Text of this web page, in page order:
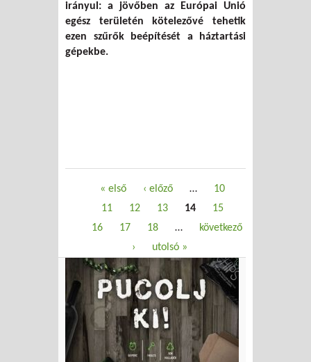
irányul: a jövőben az Európai Unió
egész területén kötelezővé tehetik
ezen szűrők beépítését a háztartási
gépekbe.
Oldalak« első ‹ előző …
10
11
12 13 14
15
16
17 18 …
következő
›
utolsó »